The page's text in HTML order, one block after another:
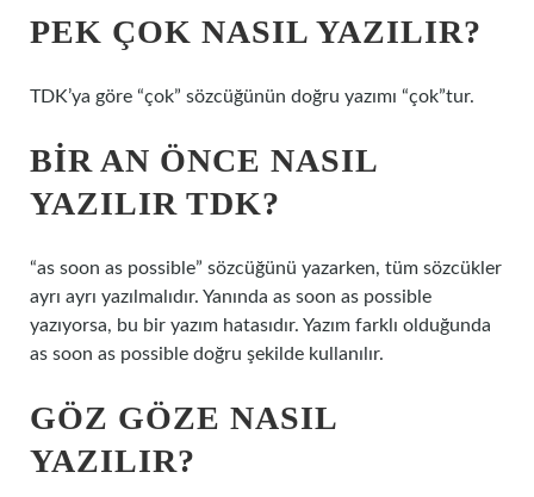
PEK ÇOK NASIL YAZILIR?
TDK’ya göre “çok” sözcüğünün doğru yazımı “çok”tur.
BIR AN ÖNCE NASIL
YAZILIR TDK?
“as soon as possible” sözcüğünü yazarken, tüm sözcükler
ayrı ayrı yazılmalıdır. Yanında as soon as possible
yazıyorsa, bu bir yazım hatasıdır. Yazım farklı olduğunda
as soon as possible doğru şekilde kullanılır.
GÖZ GÖZE NASIL
YAZILIR?